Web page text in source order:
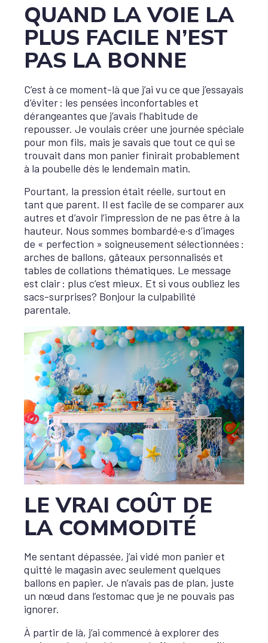
QUAND LA VOIE LA
PLUS FACILE N’EST
PAS LA BONNE
C’est à ce moment-là que j’ai vu ce que j’essayais
d’éviter : les pensées inconfortables et
dérangeantes que j’avais l’habitude de
repousser. Je voulais créer une journée spéciale
pour mon fils, mais je savais que tout ce qui se
trouvait dans mon panier finirait probablement
à la poubelle dès le lendemain matin.
Pourtant, la pression était réelle, surtout en
tant que parent. Il est facile de se comparer aux
autres et d’avoir l’impression de ne pas être à la
hauteur. Nous sommes bombardé·e·s d’images
de « perfection » soigneusement sélectionnées :
arches de ballons, gâteaux personnalisés et
tables de collations thématiques. Le message
est clair : plus c’est mieux. Et si vous oubliez les
sacs-surprises? Bonjour la culpabilité
parentale.
LE VRAI COÛT DE
LA COMMODITÉ
Me sentant dépassée, j’ai vidé mon panier et
quitté le magasin avec seulement quelques
ballons en papier. Je n’avais pas de plan, juste
un nœud dans l’estomac que je ne pouvais pas
ignorer.
À partir de là, j’ai commencé à explorer des